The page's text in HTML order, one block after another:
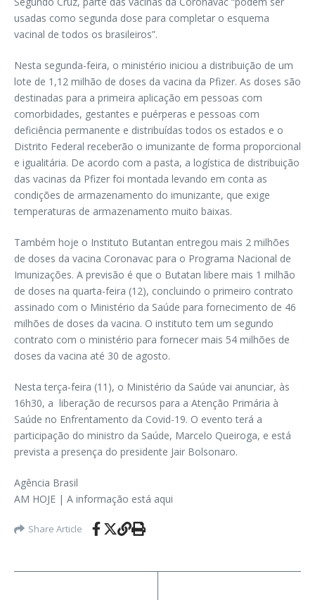
usadas como segunda dose para completar o esquema
vacinal de todos os brasileiros”.
Nesta segunda-feira, o ministério iniciou a distribuição de um
lote de 1,12 milhão de doses da vacina da Pfizer. As doses são
destinadas para a primeira aplicação em pessoas com
comorbidades, gestantes e puérperas e pessoas com
deficiência permanente e distribuídas todos os estados e o
Distrito Federal receberão o imunizante de forma proporcional
e igualitária. De acordo com a pasta, a logística de distribuição
das vacinas da Pfizer foi montada levando em conta as
condições de armazenamento do imunizante, que exige
temperaturas de armazenamento muito baixas.
Também hoje o Instituto Butantan entregou mais 2 milhões
de doses da vacina Coronavac para o Programa Nacional de
Imunizações. A previsão é que o Butatan libere mais 1 milhão
de doses na quarta-feira (12), concluindo o primeiro contrato
assinado com o Ministério da Saúde para fornecimento de 46
milhões de doses da vacina. O instituto tem um segundo
contrato com o ministério para fornecer mais 54 milhões de
doses da vacina até 30 de agosto.
Nesta terça-feira (11), o Ministério da Saúde vai anunciar, às
16h30, a liberação de recursos para a Atenção Primária à
Saúde no Enfrentamento da Covid-19. O evento terá a
participação do ministro da Saúde, Marcelo Queiroga, e está
prevista a presença do presidente Jair Bolsonaro.
Agência Brasil
AM HOJE | A informação está aqui
Share Article